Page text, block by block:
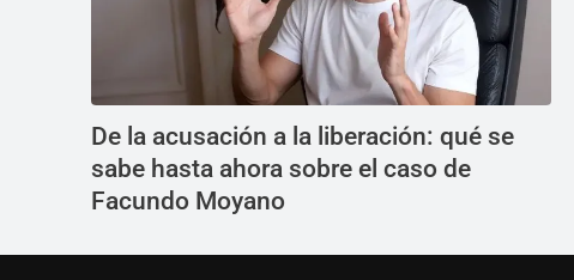
De la acusación a la liberación: qué se
sabe hasta ahora sobre el caso de
Facundo Moyano